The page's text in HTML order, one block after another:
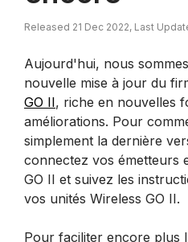
Released 21 Dec 2022, Last
Aujourd'hui, nous
nouvelle mise à jour du
GO II, riche en nouvelles
améliorations. Pour
simplement la dernière
connectez vos émetteurs
GO II et suivez les
vos unités Wireless GO II.
Pour faciliter encore plus